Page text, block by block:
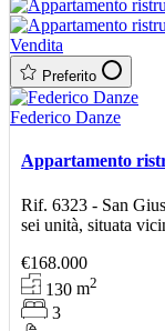
Vendita
Preferito
Federico Danze
Appartamento
Rif. 6323 - San
sei unità, situata
€168.000
130m2
3